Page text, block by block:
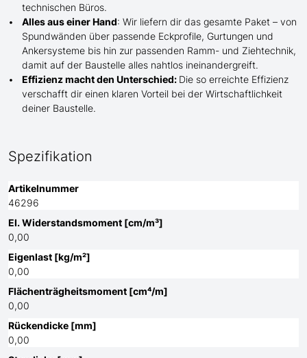
technischen Büros.
Alles aus einer Hand: Wir liefern dir das gesamte Paket – von
Spundwänden über passende Eckprofile, Gurtungen und
Ankersysteme bis hin zur passenden Ramm- und Ziehtechnik,
damit auf der Baustelle alles nahtlos ineinandergreift.
Effizienz macht den Unterschied: Die so erreichte Effizienz
verschafft dir einen klaren Vorteil bei der Wirtschaftlichkeit
deiner Baustelle.
Spezifikation
Artikelnummer
46296
El. Widerstandsmoment [cm/m³]
0,00
Eigenlast [kg/m²]
0,00
Flächenträgheitsmoment [cm⁴/m]
0,00
Rückendicke [mm]
0,00